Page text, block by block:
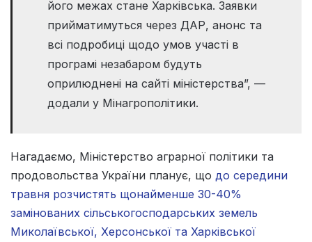
його межах стане Харківська. Заявки
прийматимуться через ДАР, анонс та
всі подробиці щодо умов участі в
програмі незабаром будуть
оприлюднені на сайті міністерства”, —
додали у Мінагрополітики.
Нагадаємо, Міністерство аграрної політики та
продовольства України планує, що до середини
травня розчистять щонайменше 30-40%
замінованих сільськогосподарських земель
Миколаївської, Херсонської та Харківської